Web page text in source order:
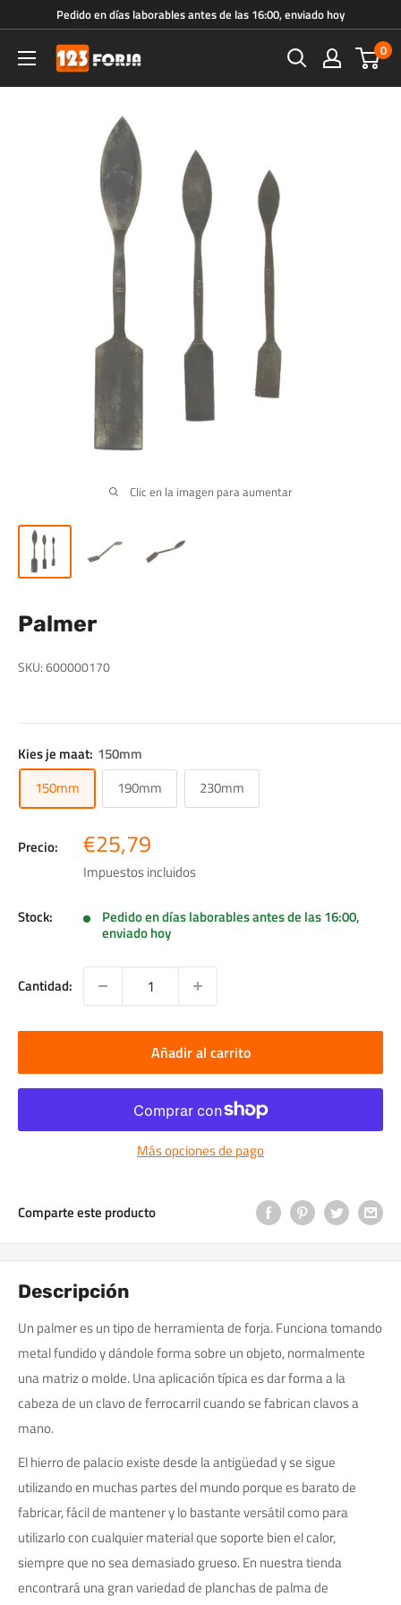
directamente
contenido
Pedido en días laborables antes de las 16:00, enviado hoy
123forja.es 0
Clic en la imagen para aumentar
Palmer
SKU:600000170
Kies je maat: 150mm
150mm
190mm 230mm
Precio: Precio
de
venta
€25,79
Impuestos incluidos
Stock: Pedido en días laborables antes de las 16:00,
enviado hoy
Cantidad:
Añadir al carrito
Más opciones de pago
Comparte este producto
Descripción
Un palmer es un tipo de herramienta de forja. Funciona tomando
metal fundido y dándole forma sobre un objeto, normalmente
una matriz o molde. Una aplicación típica es dar forma a la
cabeza de un clavo de ferrocarril cuando se fabrican clavos a
mano.
El hierro de palacio existe desde la antigüedad y se sigue
utilizando en muchas partes del mundo porque es barato de
fabricar, fácil de mantener y lo bastante versátil como para
utilizarlo con cualquier material que soporte bien el calor,
siempre que no sea demasiado grueso. En nuestra tienda
encontrará una gran variedad de planchas de palma de